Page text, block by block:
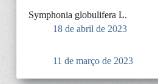
Symphonia globulifera L.
18 de abril de 2023
11 de março de 2023